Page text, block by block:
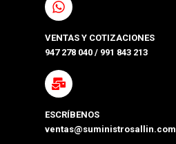
VENTAS Y COTIZACIONES
947 278 040 / 991 843 213
ESCRÍBENOS
ventas@suministrosallin.com